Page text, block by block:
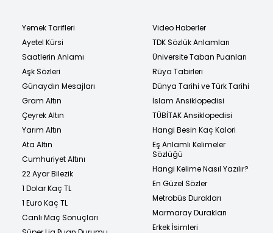
Yemek Tarifleri
Ayetel Kürsi
Saatlerin Anlamı
Aşk Sözleri
Günaydın Mesajları
Gram Altın
Çeyrek Altın
Yarım Altın
Ata Altın
Cumhuriyet Altını
22 Ayar Bilezik
1 Dolar Kaç TL
1 Euro Kaç TL
Canlı Maç Sonuçları
Video Haberler
TDK Sözlük Anlamları
Üniversite Taban Puanları
Rüya Tabirleri
Dünya Tarihi ve Türk Tarihi
İslam Ansiklopedisi
TÜBİTAK Ansiklopedisi
Hangi Besin Kaç Kalori
Eş Anlamlı Kelimeler
Sözlüğü
Hangi Kelime Nasıl Yazılır?
En Güzel Sözler
Metrobüs Durakları
Marmaray Durakları
Erkek İsimleri